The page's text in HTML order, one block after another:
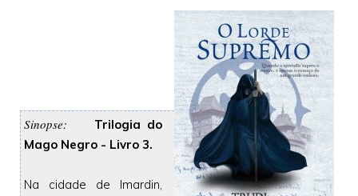
Sinopse:
Trilogia do
Mago Negro - Livro 3.
Na cidade de Imardin,